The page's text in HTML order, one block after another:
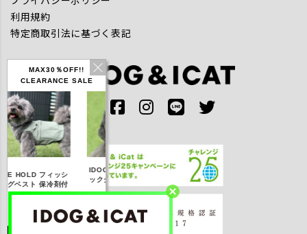
MAX30％OFF!!
CLEARANCE SALE
ッシ
剤付
IDOG ICE HOLD ネ
ッククーラー 保冷剤
円(税込み)
テックタンク 遮熱
UVカット
円(税込み)
利用規約
特定商取引法に基づく表記